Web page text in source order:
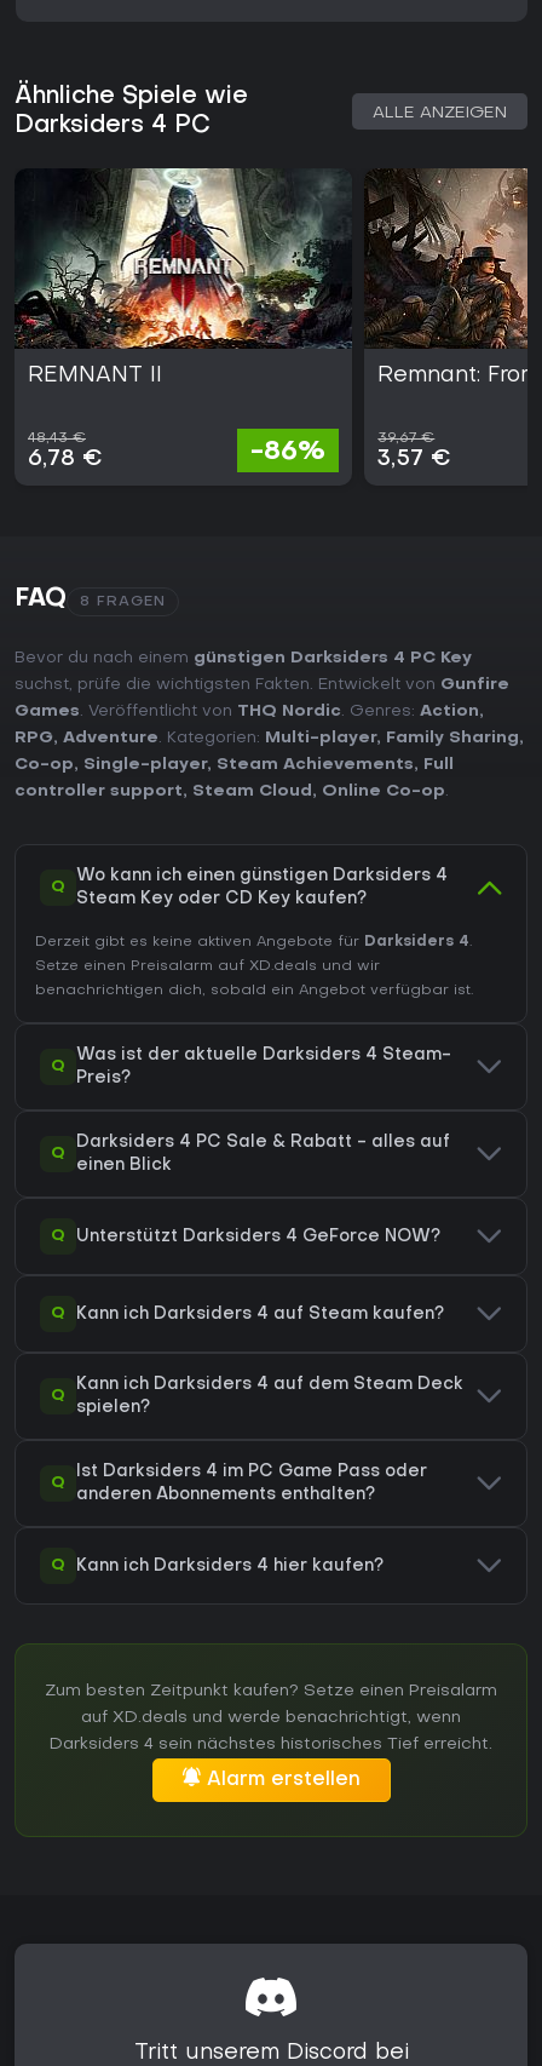
Ähnliche Spiele wie
Darksiders 4 PC
ALLE ANZEIGEN
REMNANT II
48,43 €
6,78 € -86%
Remnant:
39,67 €
3,57 €
FAQ 8 FRAGEN
Bevor du nach einem günstigen Darksiders 4 PC Key
suchst, prüfe die wichtigsten Fakten. Entwickelt von Gunfire
Games. Veröffentlicht von THQ Nordic. Genres: Action,
RPG, Adventure. Kategorien: Multi-player, Family Sharing,
Co-op, Single-player, Steam Achievements,
Full
controller support, Steam Cloud , Online Co-op.
Q
Wo kann ich einen günstigen Darksiders 4
Steam Key oder CD Key kaufen?
Derzeit gibt es keine aktiven Angebote für Darksiders 4.
Setze einen Preisalarm auf XD.deals und wir
benachrichtigen dich, sobald ein Angebot verfügbar ist.
Q
Was ist der aktuelle Darksiders 4 Steam-
Preis?
Q
Darksiders 4 PC Sale & Rabatt - alles auf
einen Blick
Q Unterstützt Darksiders 4 GeForce NOW?
Q Kann ich Darksiders 4 auf Steam kaufen?
Q
Kann ich Darksiders 4 auf dem Steam Deck
spielen?
Q
Ist Darksiders 4 im PC Game Pass oder
anderen Abonnements enthalten?
Q Kann ich Darksiders 4 hier kaufen?
Zum besten Zeitpunkt kaufen? Setze einen Preisalarm
auf XD.deals und werde benachrichtigt, wenn
Darksiders 4 sein nächstes historisches Tief erreicht.
Alarm erstellen
Tritt unserem Discord bei